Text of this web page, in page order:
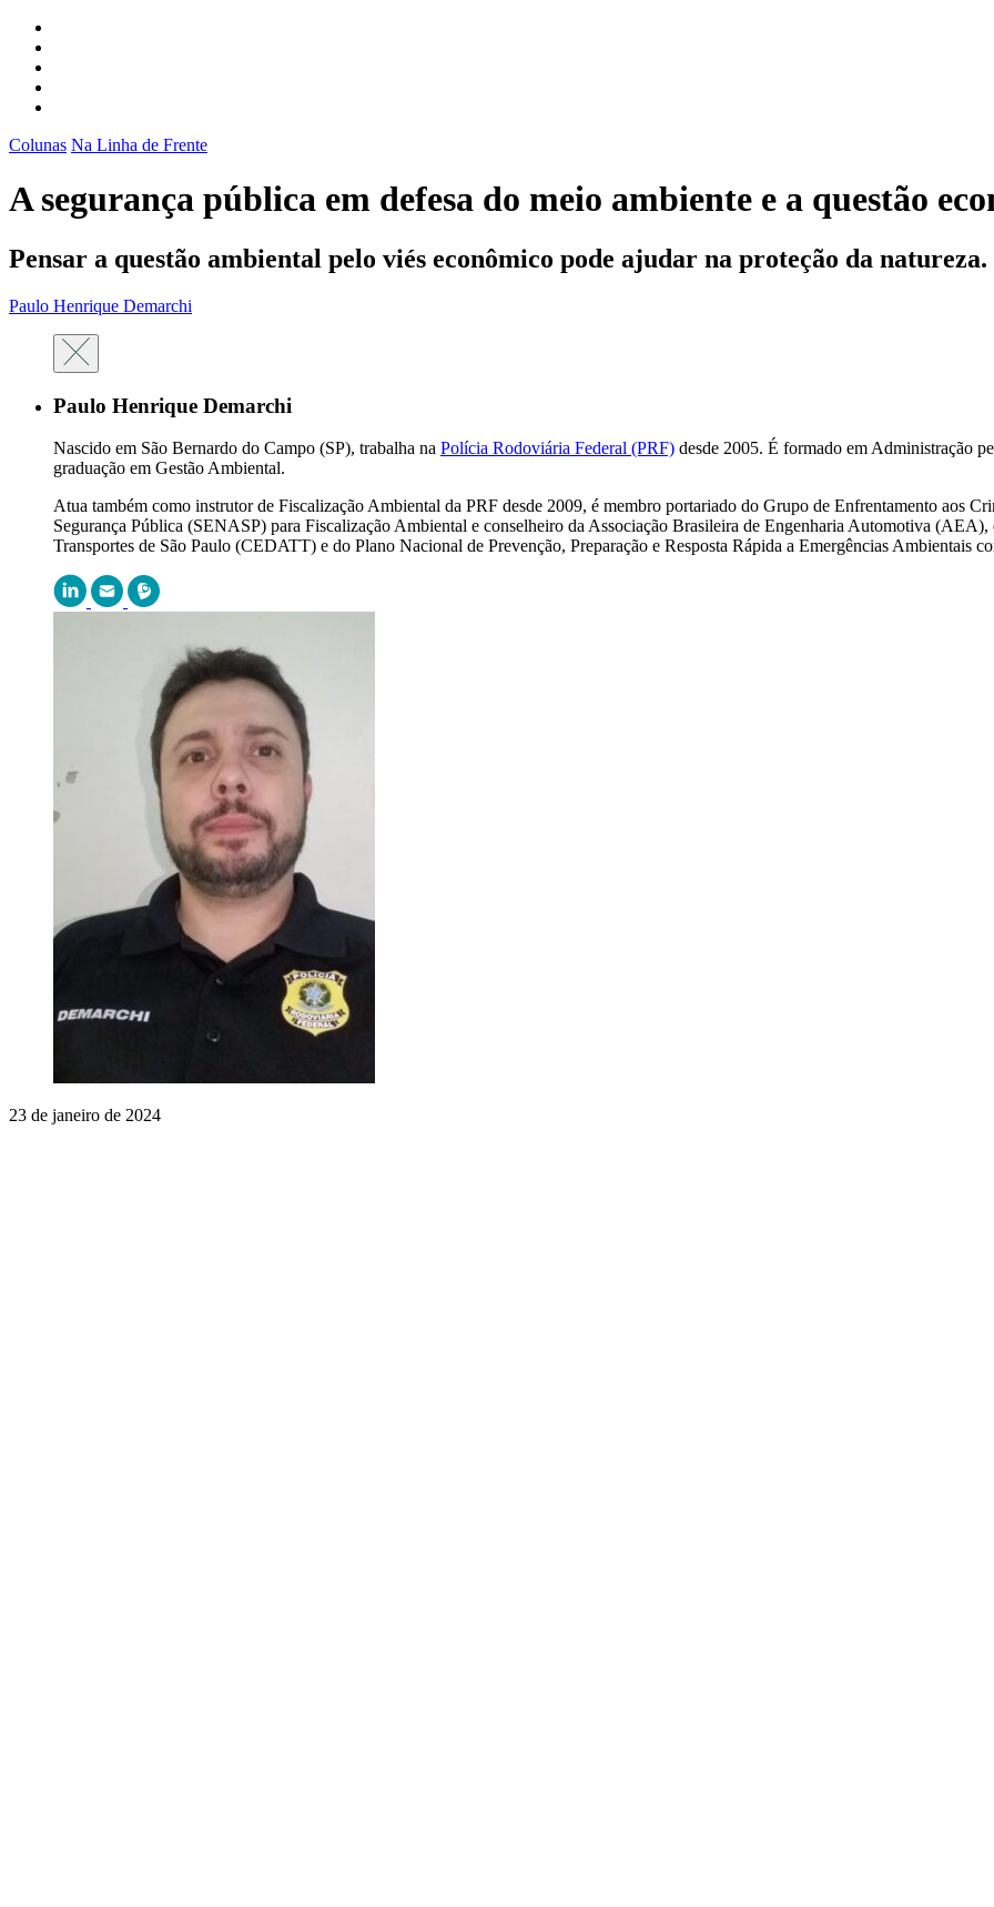
Colunas Na Linha de Frente
A segurança pública em defesa do meio ambiente e a questão
Pensar a questão ambiental pelo viés econômico pode ajudar na proteção da natureza.
Paulo Henrique Demarchi
Paulo Henrique Demarchi
Nascido em São Bernardo do Campo (SP), trabalha na Polícia Rodoviária Federal (PRF) desde 2005. É formado em Administração
graduação em Gestão Ambiental.
Atua também como instrutor de Fiscalização Ambiental da PRF desde 2009, é membro portariado do Grupo de Enfrentamento aos
Segurança Pública (SENASP) para Fiscalização Ambiental e conselheiro da Associação Brasileira de Engenharia Automotiva
Transportes de São Paulo (CEDATT) e do Plano Nacional de Prevenção, Preparação e Resposta Rápida a Emergências Ambientais
23 de janeiro de 2024